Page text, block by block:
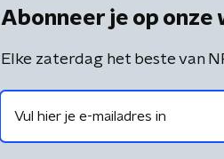
Abonneer je op
Elke zaterdag het beste van